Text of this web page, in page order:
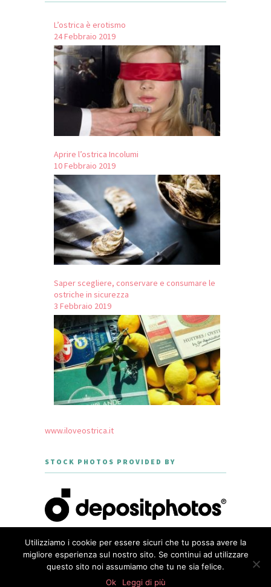
L’ostrica è erotismo
24 Febbraio 2019
Aprire l’ostrica Incolumi
10 Febbraio 2019
Saper scegliere, conservare e consumare le
ostriche in sicurezza
3 Febbraio 2019
www.iloveostrica.it
STOCK PHOTOS PROVIDED BY
CREATED WITH LOVE BY GEISHA
GOURMET - THEME DESIGNED BY
Utilizziamo i cookie per essere sicuri che tu possa avere la
migliore esperienza sul nostro sito. Se continui ad utilizzare
questo sito noi assumiamo che tu ne sia felice.
Ok
Leggi di più